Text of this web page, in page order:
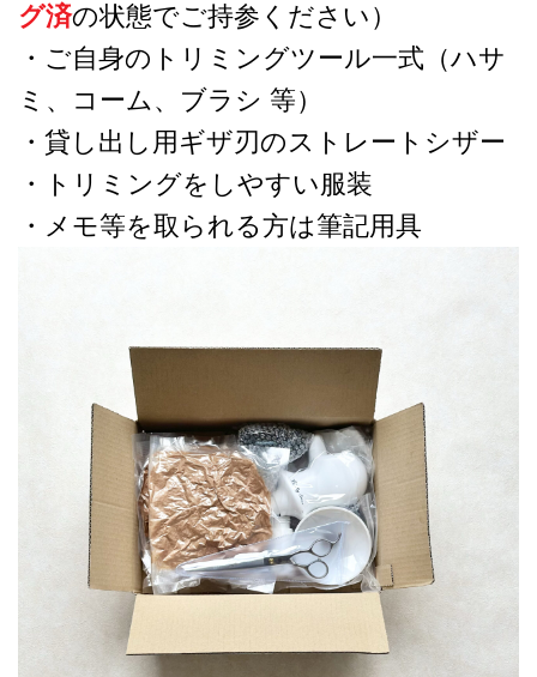
グ済の状態でご持参ください）
・ご自身のトリミングツール一式（ハサ
ミ、コーム、ブラシ 等）
・貸し出し用ギザ刃のストレートシザー
・トリミングをしやすい服装
・メモ等を取られる方は筆記用具